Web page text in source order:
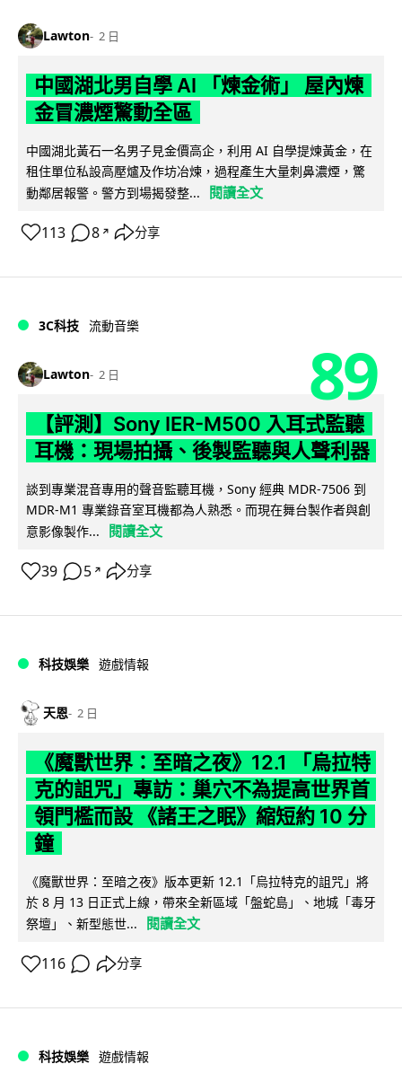
Lawton 2 日
中國湖北男自學 AI 「煉金術」 屋內煉
金冒濃煙驚動全區
中國湖北黃石一名男子見金價高企，利用 AI 自學提煉黃金，在
租住單位私設高壓爐及作坊冶煉，過程產生大量刺鼻濃煙，驚
動鄰居報警。警方到場揭發整...
閱讀全文
113 8 ↗ 分享
3C科技 流動音樂
Lawton 2 日 89
【評測】Sony IER-M500 入耳式監聽
耳機：現場拍攝、後製監聽與人聲利器
談到專業混音專用的聲音監聽耳機，Sony 經典 MDR-7506 到
MDR-M1 專業錄音室耳機都為人熟悉。而現在舞台製作者與創
意影像製作...
閱讀全文
39 5 ↗ 分享
科技娛樂 遊戲情報
天恩 2 日
《魔獸世界：至暗之夜》12.1 「烏拉特
克的詛咒」專訪：巢穴不為提高世界首
領門檻而設 《諸王之眠》縮短約 10 分
鐘
《魔獸世界：至暗之夜》版本更新 12.1「烏拉特克的詛咒」將
於 8 月 13 日正式上線，帶來全新區域「盤蛇島」、地城「毒牙
祭壇」、新型態世...
閱讀全文
116 分享
科技娛樂 遊戲情報